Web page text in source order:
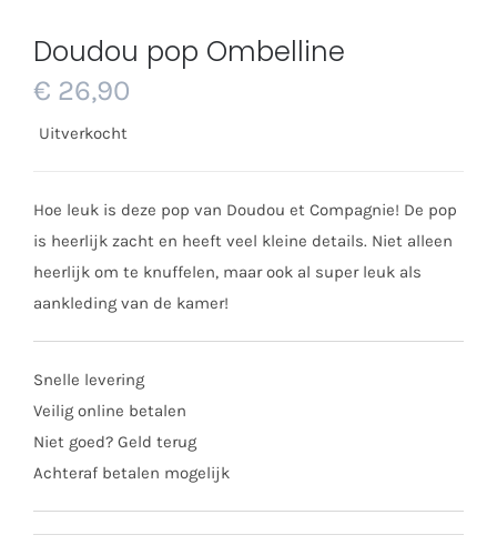
Doudou pop Ombelline
€ 26,90
Uitverkocht
Hoe leuk is deze pop van Doudou et Compagnie! De pop
is heerlijk zacht en heeft veel kleine details. Niet alleen
heerlijk om te knuffelen, maar ook al super leuk als
aankleding van de kamer!
Snelle levering
Veilig online betalen
Niet goed? Geld terug
Achteraf betalen mogelijk